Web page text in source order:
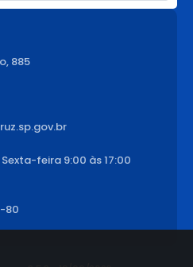
885
feira 9:00 às 17:00
80